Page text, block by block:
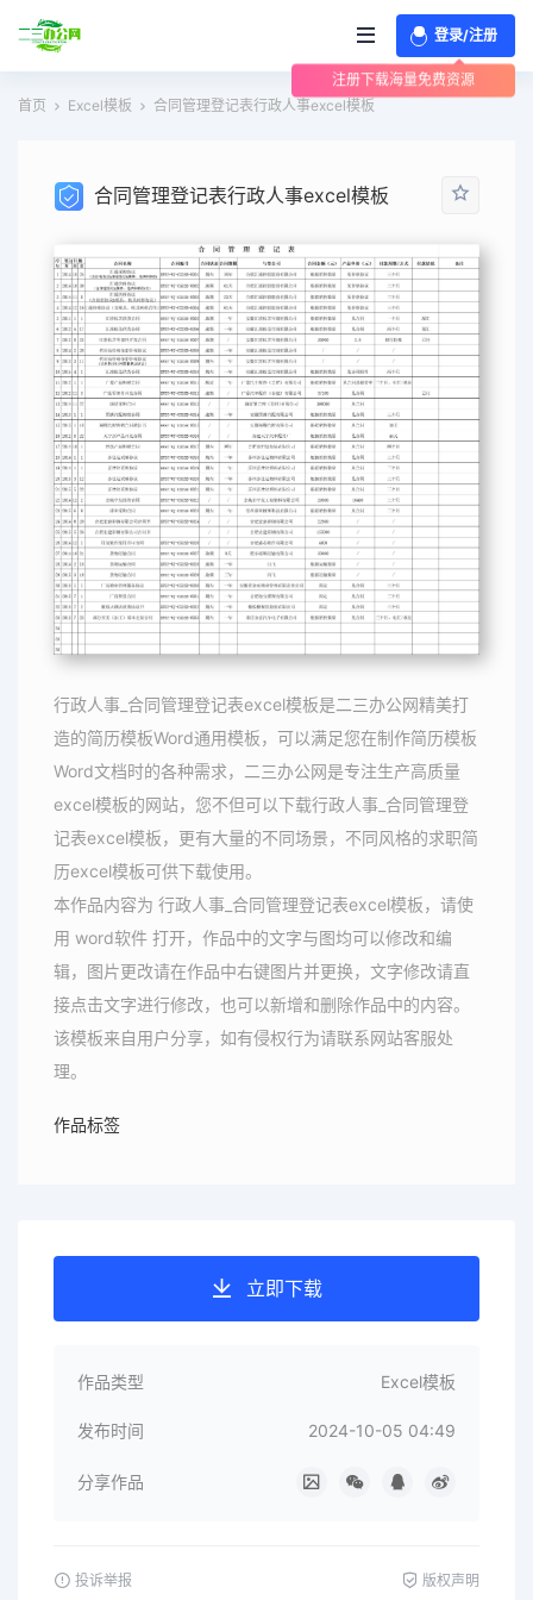
登录/注册
注册下载海量免费资源
首页 Excel模板 合同管理登记表行政人事excel模板
合同管理登记表行政人事excel模板
行政人事_合同管理登记表excel模板是二三办公网精美打
造的简历模板Word通用模板，可以满足您在制作简历模板
Word文档时的各种需求，二三办公网是专注生产高质量
excel模板的网站，您不但可以下载行政人事_合同管理登
记表excel模板，更有大量的不同场景，不同风格的求职简
历excel模板可供下载使用。
本作品内容为 行政人事_合同管理登记表excel模板，请使
用 word软件 打开，作品中的文字与图均可以修改和编
辑，图片更改请在作品中右键图片并更换，文字修改请直
接点击文字进行修改，也可以新增和删除作品中的内容。
该模板来自用户分享，如有侵权行为请联系网站客服处
理。
作品标签
立即下载
作品类型 Excel模板
发布时间 2024-10-05 04:49
分享作品
投诉举报 版权声明